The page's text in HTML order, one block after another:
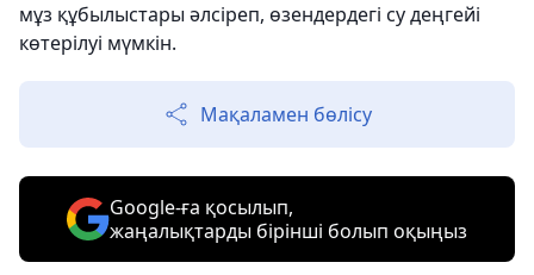
мұз құбылыстары әлсіреп, өзендердегі су деңгейі
көтерілуі мүмкін.
Мақаламен бөлісу
Google-ға қосылып,
жаңалықтарды бірінші болып оқыңыз